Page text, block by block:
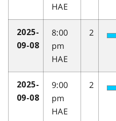
HAE
2025-
09-08
8:00
pm
HAE
2
2025-
09-08
9:00
pm
HAE
2